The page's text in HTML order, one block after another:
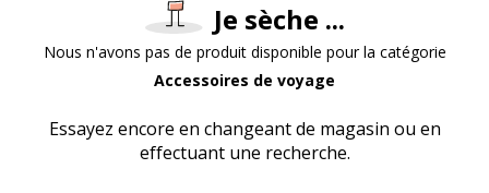
Je sèche ...
Nous n'avons pas de produit disponible pour la catégorie
Accessoires de voyage
Essayez encore en changeant de magasin ou en
effectuant une recherche.